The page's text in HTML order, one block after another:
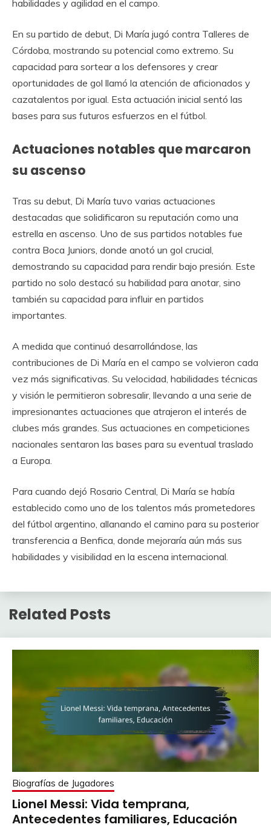
habilidades y agilidad en el campo.
En su partido de debut, Di María jugó contra Talleres de
Córdoba, mostrando su potencial como extremo. Su
capacidad para sortear a los defensores y crear
oportunidades de gol llamó la atención de aficionados y
cazatalentos por igual. Esta actuación inicial sentó las
bases para sus futuros esfuerzos en el fútbol.
Actuaciones notables que marcaron
su ascenso
Tras su debut, Di María tuvo varias actuaciones
destacadas que solidificaron su reputación como una
estrella en ascenso. Uno de sus partidos notables fue
contra Boca Juniors, donde anotó un gol crucial,
demostrando su capacidad para rendir bajo presión. Este
partido no solo destacó su habilidad para anotar, sino
también su capacidad para influir en partidos
importantes.
A medida que continuó desarrollándose, las
contribuciones de Di María en el campo se volvieron cada
vez más significativas. Su velocidad, habilidades técnicas
y visión le permitieron sobresalir, llevando a una serie de
impresionantes actuaciones que atrajeron el interés de
clubes más grandes. Sus actuaciones en competiciones
nacionales sentaron las bases para su eventual traslado
a Europa.
Para cuando dejó Rosario Central, Di María se había
establecido como uno de los talentos más prometedores
del fútbol argentino, allanando el camino para su posterior
transferencia a Benfica, donde mejoraría aún más sus
habilidades y visibilidad en la escena internacional.
Related Posts
Biografías de Jugadores
Lionel Messi: Vida temprana,
Antecedentes familiares, Educación